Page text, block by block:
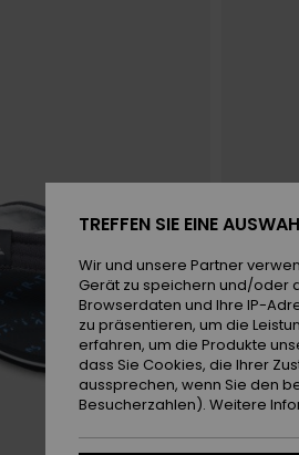
TREFFEN SIE EINE
Wir und unsere Partner
Gerät zu speichern und/oder
Browserdaten und Ihre IP-
zu präsentieren, um die
erfahren, um die Produkte
dass Sie Cookies, die Ihrer
aussprechen, wenn Sie den
Besucherzahlen). Weitere